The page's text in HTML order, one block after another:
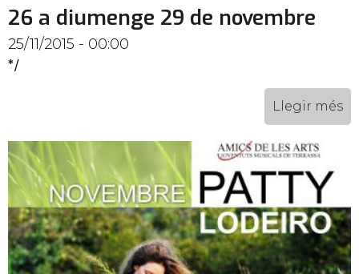
26 a diumenge 29 de novembre
25/11/2015 - 00:00
*/
Llegir més